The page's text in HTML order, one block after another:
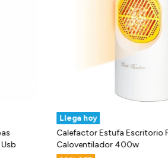
Llega hoy
Calefactor Estufa Escritorio
Caloventilador 400w